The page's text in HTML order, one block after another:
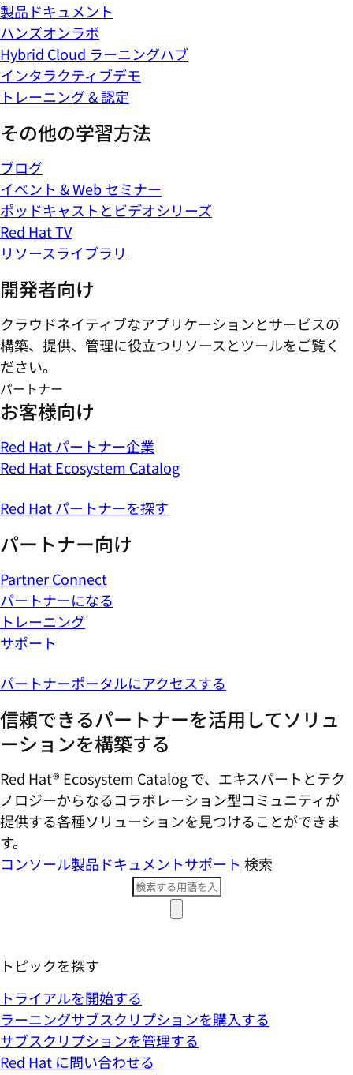
製品ドキュメント
ハンズオンラボ
Hybrid Cloud ラーニングハブ
インタラクティブデモ
トレーニング & 認定
その他の学習方法
ブログ
イベント & Web セミナー
ポッドキャストとビデオシリーズ
Red Hat TV
リソースライブラリ
開発者向け
クラウドネイティブなアプリケーションとサービスの
構築、提供、管理に役立つリソースとツールをご覧く
ださい。
パートナー
お客様向け
Red Hat パートナー企業
Red Hat Ecosystem Catalog
Red Hat パートナーを探す
パートナー向け
Partner Connect
パートナーになる
トレーニング
サポート
パートナーポータルにアクセスする
信頼できるパートナーを活用してソリュ
ーションを構築する
Red Hat® Ecosystem Catalog で、エキスパートとテク
ノロジーからなるコラボレーション型コミ​ュニティが
提供する各種ソリューションを見つけることができま
す。
コンソール製品ドキュメントサポート 検索
トピックを探す
トライアルを開始する
ラーニングサブスクリプションを購入する
サブスクリプションを管理する
Red Hat に問い合わせる